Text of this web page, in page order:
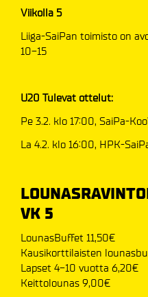
Viikolla 5
Liiga-SaiPan toimisto on
10-15
U20 Tulevat ottelut:
Pe 3.2. klo 17:00, SaiPa-
La 4.2. klo 16:00, HPK-
VK 5
LounasBuffet 11,50€
Kausikorttilaisten
Lapset 4-10 vuotta 6,20€
​​​​​​​Keittolounas 9,00€